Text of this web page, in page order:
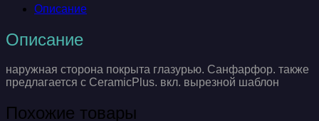
Описание
Описание
наружная сторона покрыта глазурью. Санфарфор. также
предлагается с CeramicPlus. вкл. вырезной шаблон
Похожие товары